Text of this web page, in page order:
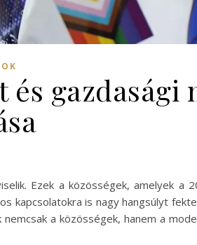
és gazdasági
Ezek a közösségek, amelyek a
kapcsolatokra is nagy hangsúlyt
a közösségek, hanem a